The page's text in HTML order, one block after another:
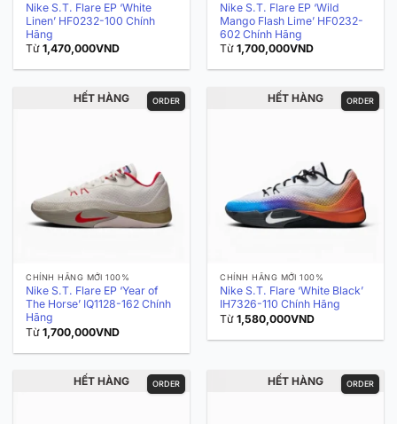
Nike S.T. Flare EP ‘White
Linen’ HF0232-100 Chính
Hãng
Từ1,470,000VND
Nike S.T. Flare EP ‘Wild
Mango Flash Lime’ HF0232-
602 Chính Hãng
Từ1,700,000VND
ORDER
HẾT HÀNG
CHÍNH HÃNG MỚI 100%
Nike S.T. Flare EP ‘Year of
The Horse’ IQ1128-162 Chính
Hãng
Từ1,700,000VND
ORDER
HẾT HÀNG
CHÍNH HÃNG MỚI 100%
Nike S.T. Flare ‘White Black’
IH7326-110 Chính Hãng
Từ1,580,000VND
ORDER
HẾT HÀNG ORDER
HẾT HÀNG